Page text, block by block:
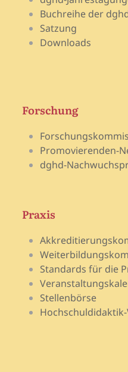
Buchreihe der
Satzung
Downloads
Forschung
Promovierenden-
dghd-
Praxis
Standards für die
Stellenbörse
Hochschuldidaktik-